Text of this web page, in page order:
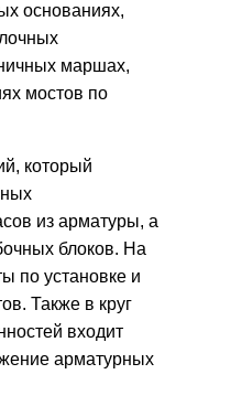
основаниях,
маршах,
мостов по
который
из арматуры, а
блоков. На
по установке и
Также в круг
входит
арматурных